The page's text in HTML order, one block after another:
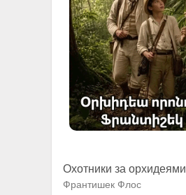
Охотники за орхидеями
Франтишек Флос